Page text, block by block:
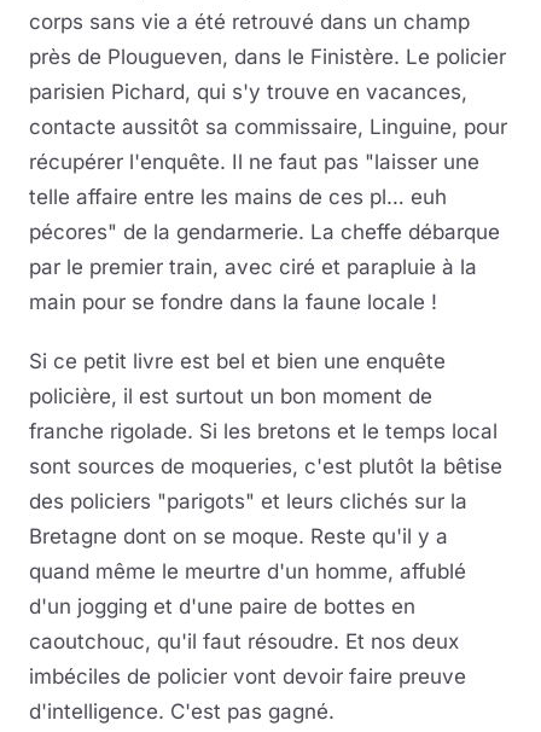
corps sans vie a été retrouvé dans un champ
près de Plougueven, dans le Finistère. Le policier
parisien Pichard, qui s'y trouve en vacances,
contacte aussitôt sa commissaire, Linguine, pour
récupérer l'enquête. Il ne faut pas "laisser une
telle affaire entre les mains de ces pl… euh
pécores" de la gendarmerie. La cheffe débarque
par le premier train, avec ciré et parapluie à la
main pour se fondre dans la faune locale !
Si ce petit livre est bel et bien une enquête
policière, il est surtout un bon moment de
franche rigolade. Si les bretons et le temps local
sont sources de moqueries, c'est plutôt la bêtise
des policiers "parigots" et leurs clichés sur la
Bretagne dont on se moque. Reste qu'il y a
quand même le meurtre d'un homme, affublé
d'un jogging et d'une paire de bottes en
caoutchouc, qu'il faut résoudre. Et nos deux
imbéciles de policier vont devoir faire preuve
d'intelligence. C'est pas gagné.